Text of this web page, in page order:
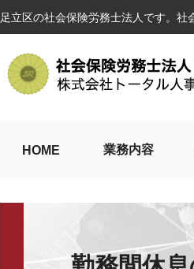
足立区の社会保険労務士法人です。社
HOME 業務内容